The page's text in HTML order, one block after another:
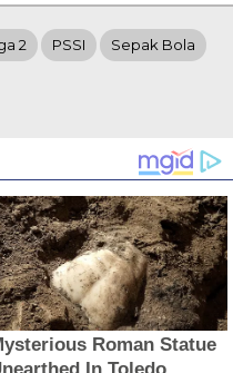
2 PSSI Sepak Bola